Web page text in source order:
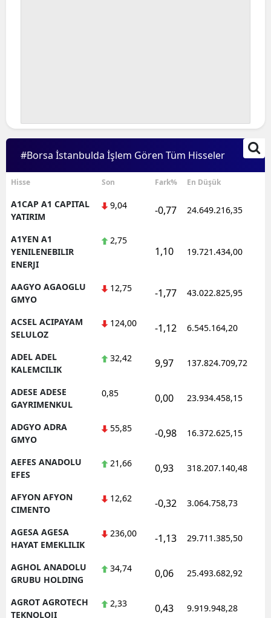
#Borsa İstanbulda İşlem Gören Tüm Hisseler
Hisse Son Fark% En Düşük
A1CAP A1 CAPITAL
YATIRIM
9,04 -0,77 24.649.216,35
A1YEN A1
YENILENEBILIR
ENERJI
2,75
1,10 19.721.434,00
AAGYO AGAOGLU
GMYO
12,75 -1,77 43.022.825,95
ACSEL ACIPAYAM
SELULOZ
124,00 -1,12 6.545.164,20
ADEL ADEL
KALEMCILIK
32,42 9,97 137.824.709,72
ADESE ADESE
GAYRIMENKUL
0,85 0,00 23.934.458,15
ADGYO ADRA
GMYO
55,85 -0,98 16.372.625,15
AEFES ANADOLU
EFES
21,66 0,93 318.207.140,48
AFYON AFYON
CIMENTO
12,62 -0,32 3.064.758,73
AGESA AGESA
HAYAT EMEKLILIK
236,00 -1,13 29.711.385,50
AGHOL ANADOLU
GRUBU HOLDING
34,74 0,06 25.493.682,92
AGROT AGROTECH
TEKNOLOJI
2,33 0,43 9.919.948,28